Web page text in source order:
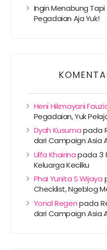
Ingin Menabung Tapi
Pegadaian Aja Yuk!
Heni Hikmayani
Pegadaian, Yuk
Dyah Kusumapada
dari Campaign Asia
Ulfa Khairinapada3
Keluarga Kecilku
Phai Yunita S Wijaya
Checklist, Ngeblog
Yonal Regenpada
dari Campaign Asia